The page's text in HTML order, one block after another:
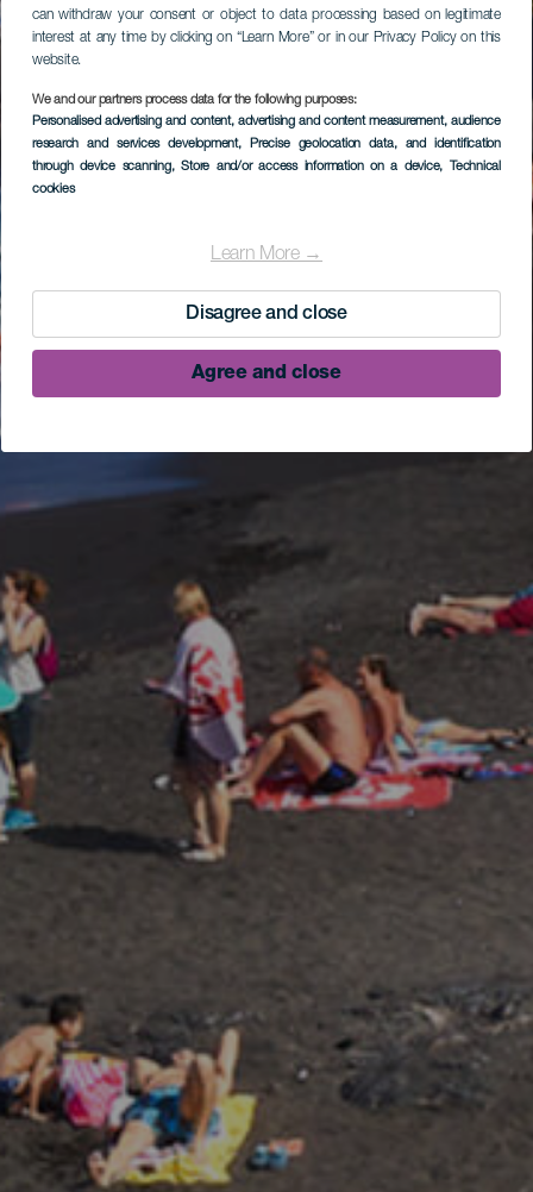
can withdraw your consent or object to data processing based on legitimate
interest at any time by clicking on “Learn More” or in our Privacy Policy on this
website.
We and our partners process data for the following purposes:
Personalised advertising and content, advertising and content measurement, audience
research and services development, Precise geolocation data, and identification
through device scanning, Store and/or access information on a device, Technical
cookies
Learn More →
Disagree and close
Agree and close